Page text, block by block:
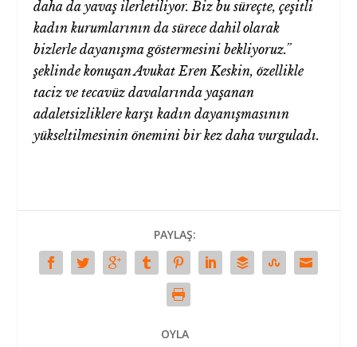
daha da yavaş ilerletiliyor. Biz bu süreçte, çeşitli
kadın kurumlarının da sürece dahil olarak
bizlerle dayanışma göstermesini bekliyoruz.”
şeklinde konuşan Avukat Eren Keskin, özellikle
taciz ve tecavüz davalarında yaşanan
adaletsizliklere karşı kadın dayanışmasının
yükseltilmesinin önemini bir kez daha vurguladı.
PAYLAŞ:
OYLA